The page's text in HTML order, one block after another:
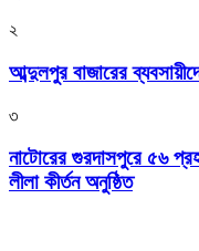
২
আব্দুলপুর বাজারের
৩
নাটোরের গুরদাসপুরে ৫৬
লীলা কীর্তন অনুষ্ঠিত